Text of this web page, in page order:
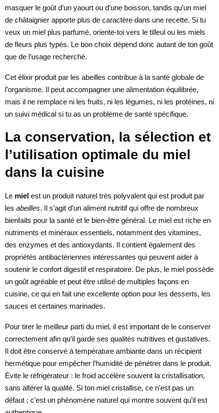
masquer le goût d’un yaourt ou d’une boisson, tandis qu’un miel
de châtaignier apporte plus de caractère dans une recette. Si tu
veux un miel plus parfumé, oriente-toi vers le tilleul ou les miels
de fleurs plus typés. Le bon choix dépend donc autant de ton goût
que de l’usage recherché.
Cet élixir produit par les abeilles contribue à la santé globale de
l’organisme. Il peut accompagner une alimentation équilibrée,
mais il ne remplace ni les fruits, ni les légumes, ni les protéines, ni
un suivi médical si tu as un problème de santé spécifique.
La conservation, la sélection et
l’utilisation optimale du miel
dans la cuisine
Le miel est un produit naturel très polyvalent qui est produit par
les abeilles. Il s’agit d’un aliment nutritif qui offre de nombreux
bienfaits pour la santé et le bien-être général. Le miel est riche en
nutriments et minéraux essentiels, notamment des vitamines,
des enzymes et des antioxydants. Il contient également des
propriétés antibactériennes intéressantes qui peuvent aider à
soutenir le confort digestif et respiratoire. De plus, le miel possède
un goût agréable et peut être utilisé de multiples façons en
cuisine, ce qui en fait une excellente option pour les desserts, les
sauces et certaines marinades.
Pour tirer le meilleur parti du miel, il est important de le conserver
correctement afin qu’il garde ses qualités nutritives et gustatives.
Il doit être conservé à température ambiante dans un récipient
hermétique pour empêcher l’humidité de pénétrer dans le produit.
Évite le réfrigérateur : le froid accélère souvent la cristallisation,
sans altérer la qualité. Si ton miel cristallise, ce n’est pas un
défaut ; c’est un phénomène naturel qui montre souvent qu’il est